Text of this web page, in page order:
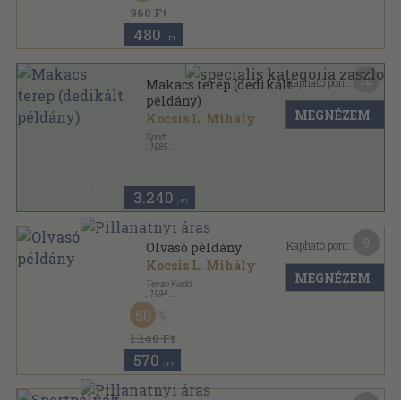
960 Ft
480 ,-Ft
Makacs terep (dedikált
példány)
Kocsis L. Mihály
Sport
1985
3.240 ,-Ft
Kapható pont: 16
MEGNÉZEM
Olvasó példány
Kocsis L. Mihály
Tevan Kiadó
1994
Ragasztott papírkötés
1.140 Ft
50
570 ,-Ft
Kapható pont:
MEGNÉZEM